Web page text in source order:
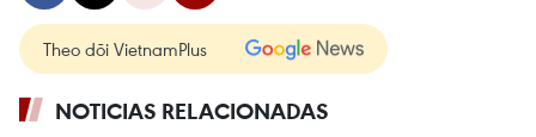
Theo dõi VietnamPlus
NOTICIAS RELACIONADAS